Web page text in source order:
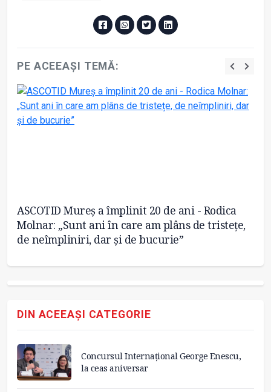
PE ACEEAȘI TEMĂ:
ASCOTID Mureș a împlinit 20 de ani - Rodica
Molnar: „Sunt ani în care am plâns de tristețe,
de neîmpliniri, dar și de bucurie”
DIN ACEEAȘI CATEGORIE
Concursul Internațional George Enescu,
la ceas aniversar